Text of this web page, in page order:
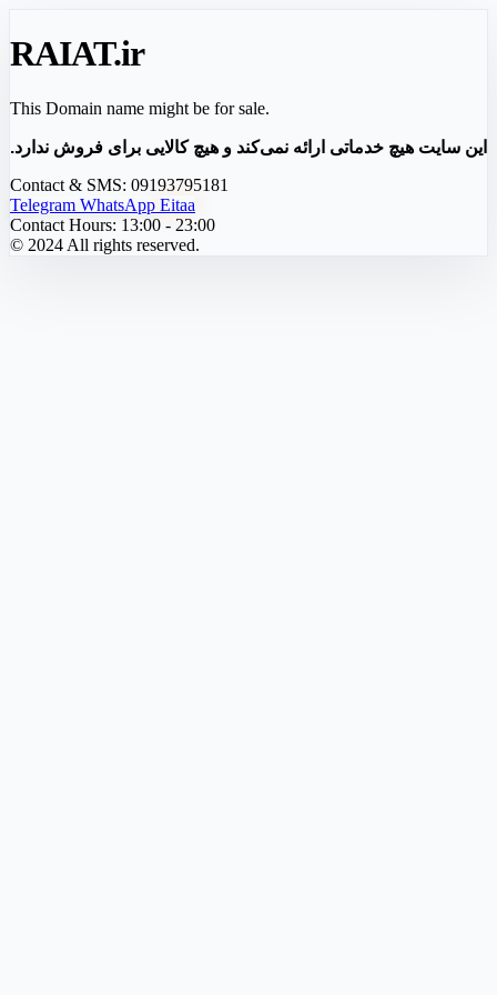
RAIAT.ir
This Domain name might be for sale.
این سایت هیچ خدماتی ارائه نمی‌کند و هیچ کالایی برای فروش ندارد.
Contact & SMS: 09193795181
Telegram WhatsApp Eitaa
Contact Hours: 13:00 - 23:00
© 2024 All rights reserved.